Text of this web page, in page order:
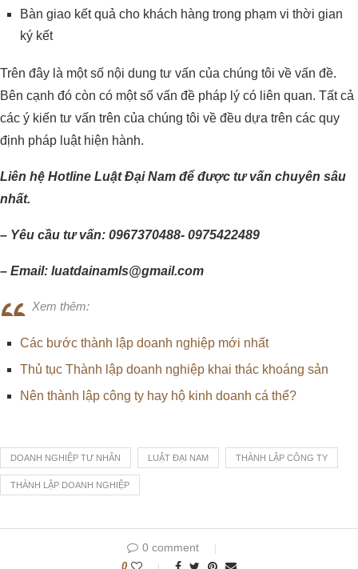
Bàn giao kết quả cho khách hàng trong phạm vi thời gian
ký kết
Trên đây là một số nội dung tư vấn của chúng tôi về vấn đề.
Bên cạnh đó còn có một số vấn đề pháp lý có liên quan. Tất cả
các ý kiến tư vấn trên của chúng tôi về đều dựa trên các quy
định pháp luật hiện hành.
Liên hệ Hotline Luật Đại Nam để được tư vấn chuyên sâu
nhất.
– Yêu cầu tư vấn: 0967370488- 0975422489
– Email: luatdainamls@gmail.com
Xem thêm:
Các bước thành lập doanh nghiệp mới nhất
Thủ tục Thành lập doanh nghiệp khai thác khoáng sản
Nên thành lập công ty hay hộ kinh doanh cá thể?
DOANH NGHIỆP TƯ NHÂN LUẬT ĐẠI NAM THÀNH LẬP CÔNG TY
THÀNH LẬP DOANH NGHIỆP
0 comment
0